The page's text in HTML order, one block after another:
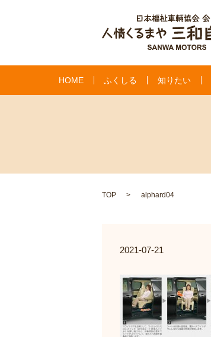
HOME ふくしる 知りたい
TOP alphard04
2021-07-21